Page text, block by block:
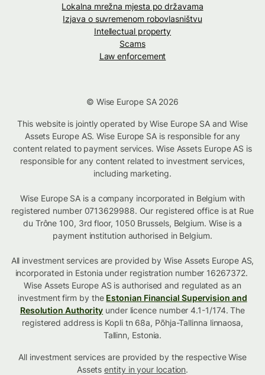
Lokalna mrežna mjesta po državama
Izjava o suvremenom robovlasništvu
Intellectual property
Scams
Law enforcement
© Wise Europe SA 2026
This website is jointly operated by Wise Europe SA and Wise
Assets Europe AS. Wise Europe SA is responsible for any
content related to payment services. Wise Assets Europe AS is
responsible for any content related to investment services,
including marketing.
Wise Europe SA is a company incorporated in Belgium with
registered number 0713629988. Our registered office is at Rue
du Trône 100, 3rd floor, 1050 Brussels, Belgium. Wise is a
payment institution authorised in Belgium.
All investment services are provided by Wise Assets Europe AS,
incorporated in Estonia under registration number 16267372.
Wise Assets Europe AS is authorised and regulated as an
investment firm by the Estonian Financial Supervision and
Resolution Authority under licence number 4.1-1/174. The
registered address is Kopli tn 68a, Põhja-Tallinna linnaosa,
Tallinn, Estonia.
All investment services are provided by the respective Wise
Assetsentity in your location.